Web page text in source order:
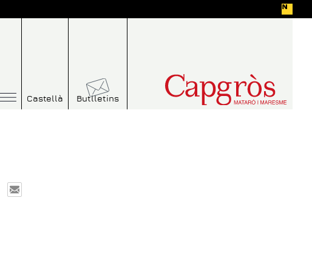
Castellà Butlletins